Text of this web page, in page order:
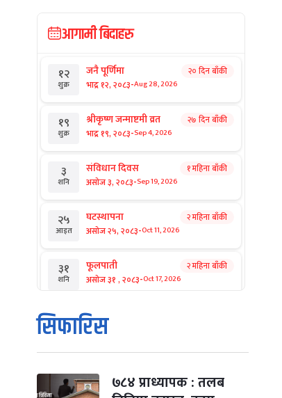
आगामी बिदाहरु
१२
शुक्र
जनै पूर्णिमा
भाद्र १२, २०८३-Aug 28, 2026
२० दिन बाँकी
१९
शुक्र
श्रीकृष्ण जन्माष्टमी व्रत
भाद्र १९, २०८३-Sep 4, 2026
२७ दिन बाँकी
३
शनि
संविधान दिवस
असोज ३, २०८३-Sep 19, 2026
१ महिना बाँकी
२५
आइत
घटस्थापना
असोज २५, २०८३-Oct 11, 2026
२ महिना बाँकी
३१
शनि
फूलपाती
असोज ३१ , २०८३-Oct 17, 2026
२ महिना बाँकी
१
आइत
कार्तिक सङ्क्रान्ति
कार्तिक १, २०८३
मंगल कार्तिक ३, २०८३ -Oct 20, 2026
सिफारिस
७८४ प्राध्यापक : तलब